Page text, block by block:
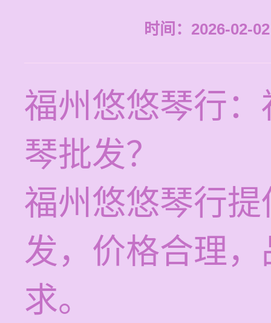
时间：2026-02-
福州悠悠琴行
琴批发？
福州悠悠琴行
发，价格合理
求。